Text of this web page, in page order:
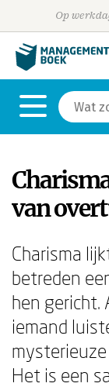
Op
van
Charisma
betreden
hen gericht.
iemand
Het is een